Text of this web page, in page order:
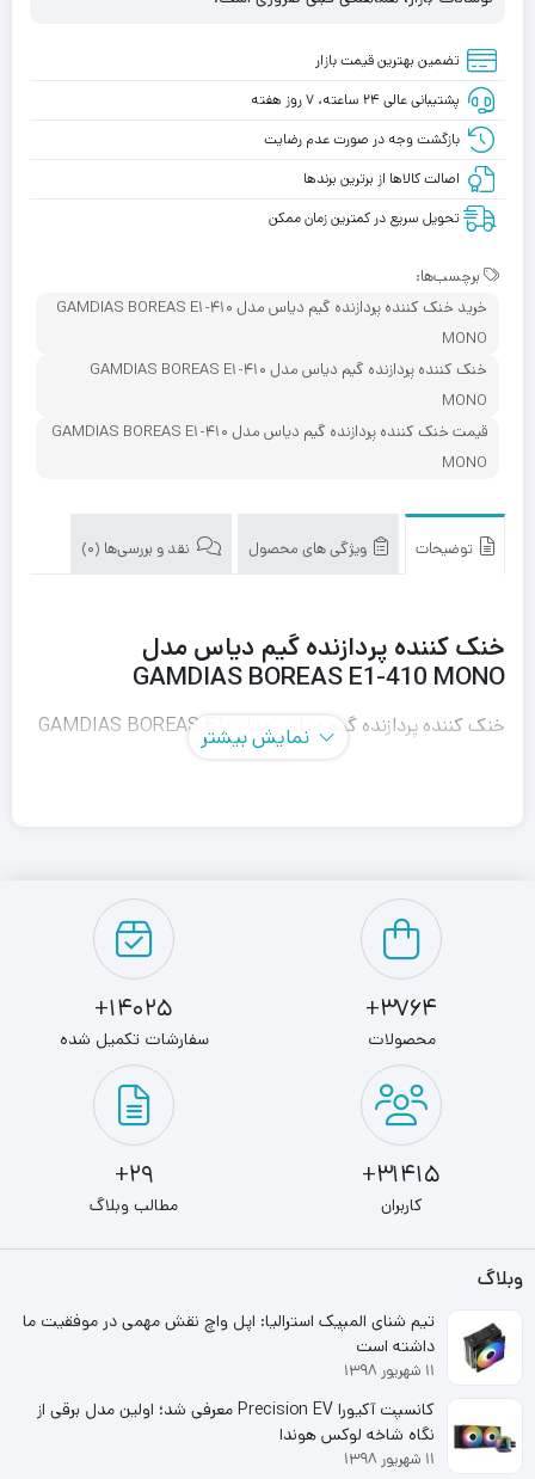
تضمین بهترین قیمت بازار
پشتیبانی عالی ۲۴ ساعته، ۷ روز هفته
بازگشت وجه در صورت عدم رضایت
اصالت کالاها از برترین برندها
تحویل سریع در کمترین زمان ممکن
برچسب‌ها:
خرید خنک کننده پردازنده گیم دیاس مدل GAMDIAS BOREAS E1-410
MONO
خنک کننده پردازنده گیم دیاس مدل GAMDIAS BOREAS E1-410
MONO
قیمت خنک کننده پردازنده گیم دیاس مدل GAMDIAS BOREAS E1-410
MONO
توضیحات ویژگی های محصول نقد و بررسی‌ها (0)
خنک کننده پردازنده گیم دیاس مدل
GAMDIAS BOREAS E1-410 MONO
خنک کننده پردازنده گیم دیاس مدل GAMDIAS BOREAS E1-
1366 / 1200 / AM4 / AM3+ / AM3 / AM2+ / AM2 / FM2+
/ FM2 / FM1 سازگار می باشد و نصب آسانی نیز دارد.
نمایش بیشتر
3764+
محصولات
14025+
سفارشات تکمیل شده
31415+
کاربران
29+
مطالب وبلاگ
وبلاگ
تیم شنای المپیک استرالیا: اپل واچ نقش مهمی در موفقیت ما
داشته است
۱۱ شهریور ۱۳۹۸
کانسپت آکیورا Precision EV معرفی شد؛ اولین مدل برقی از
نگاه شاخه لوکس هوندا
۱۱ شهریور ۱۳۹۸